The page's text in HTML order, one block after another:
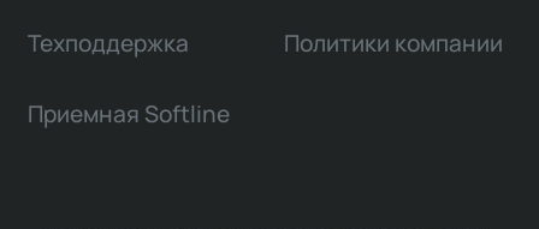
Техподдержка Политики компании
Приемная Softline